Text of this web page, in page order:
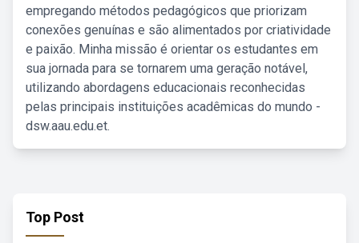
empregando métodos pedagógicos que priorizam
conexões genuínas e são alimentados por criatividade
e paixão. Minha missão é orientar os estudantes em
sua jornada para se tornarem uma geração notável,
utilizando abordagens educacionais reconhecidas
pelas principais instituições acadêmicas do mundo -
dsw.aau.edu.et.
Top Post